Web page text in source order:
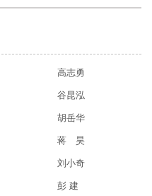
高志勇
谷昆泓
胡岳华
蒋 昊
刘小奇
彭 建